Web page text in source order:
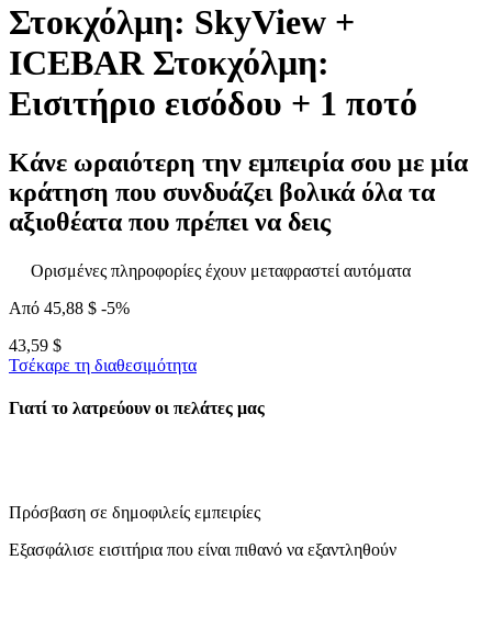
Στοκχόλμη: SkyView +
ICEBAR Στοκχόλμη:
Εισιτήριο εισόδου + 1 ποτό
Κάνε ωραιότερη την εμπειρία σου με μία
κράτηση που συνδυάζει βολικά όλα τα
αξιοθέατα που πρέπει να δεις
Ορισμένες πληροφορίες έχουν μεταφραστεί αυτόματα
Από 45,88 $ -5%
43,59 $
Τσέκαρε τη διαθεσιμότητα
Γιατί το λατρεύουν οι πελάτες μας
Πρόσβαση σε δημοφιλείς εμπειρίες
Εξασφάλισε εισιτήρια που είναι πιθανό να εξαντληθούν